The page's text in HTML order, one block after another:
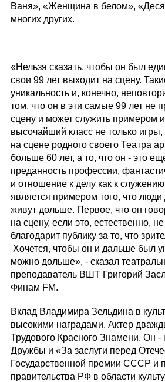
Ваня», «Женщина в белом»,
многих других.
«Нельзя сказать, чтобы он был
свои 99 лет выходит на сцену.
уникальность и, конечно,
том, что он в эти самые 99 лет не
сцену и может служить примером
высочайший класс не только
на сцене родного своего Театра
больше 60 лет, а то, что он - это
преданность профессии,
и отношение к делу как к
является примером того, что
живут дольше. Первое, что он
на сцену, если это, естественно,
благодарит публику за то, что
Хочется, чтобы он и дальше был
можно дольше», - сказал
преподаватель ВШТ Григорий
Финам FM.
Вклад Владимира Зельдина в
высокими наградами. Актер
Трудового Красного Знамени. Он -
Дружбы и «За заслуги перед
Государственной премии СССР и
правительства РФ в области